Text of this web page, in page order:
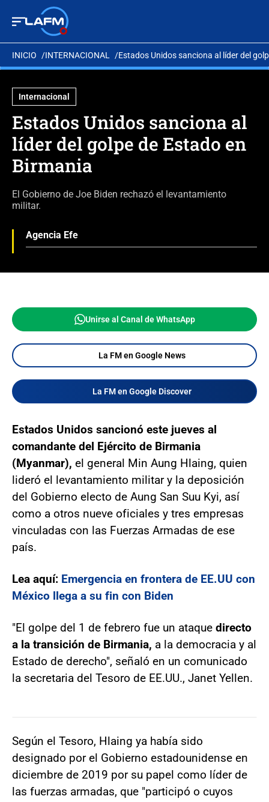
INICIO INTERNACIONAL Estados Unidos sanciona al líder del
Internacional
Estados Unidos sanciona al
líder del golpe de Estado en
Birmania
El Gobierno de Joe Biden rechazó el levantamiento
militar.
Agencia Efe
Unirse al Canal de WhatsApp
La FM en Google News
La FM en Google Discover
Estados Unidos sancionó este jueves al
comandante del Ejército de Birmania
(Myanmar), el general Min Aung Hlaing, quien
lideró el levantamiento militar y la deposición
del Gobierno electo de Aung San Suu Kyi, así
como a otros nueve oficiales y tres empresas
vinculadas con las Fuerzas Armadas de ese
país.
Lea aquí: Emergencia en frontera de EE.UU con
México llega a su fin con Biden
"El golpe del 1 de febrero fue un ataque directo
a la transición de Birmania, a la democracia y al
Estado de derecho", señaló en un comunicado
la secretaria del Tesoro de EE.UU., Janet Yellen.
Según el Tesoro, Hlaing ya había sido
designado por el Gobierno estadounidense en
diciembre de 2019 por su papel como líder de
las fuerzas armadas, que "participó o cuyos